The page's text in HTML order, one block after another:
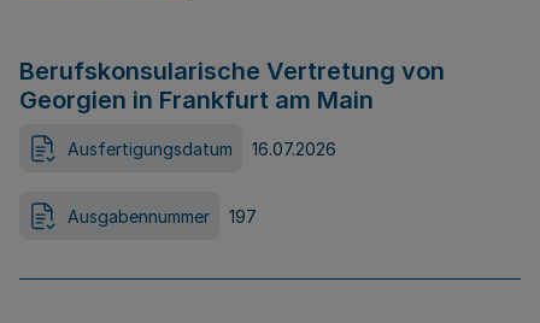
Berufskonsularische Vertretung von
Georgien in Frankfurt am Main
Ausfertigungsdatum 16.07.2026
Ausgabennummer 197